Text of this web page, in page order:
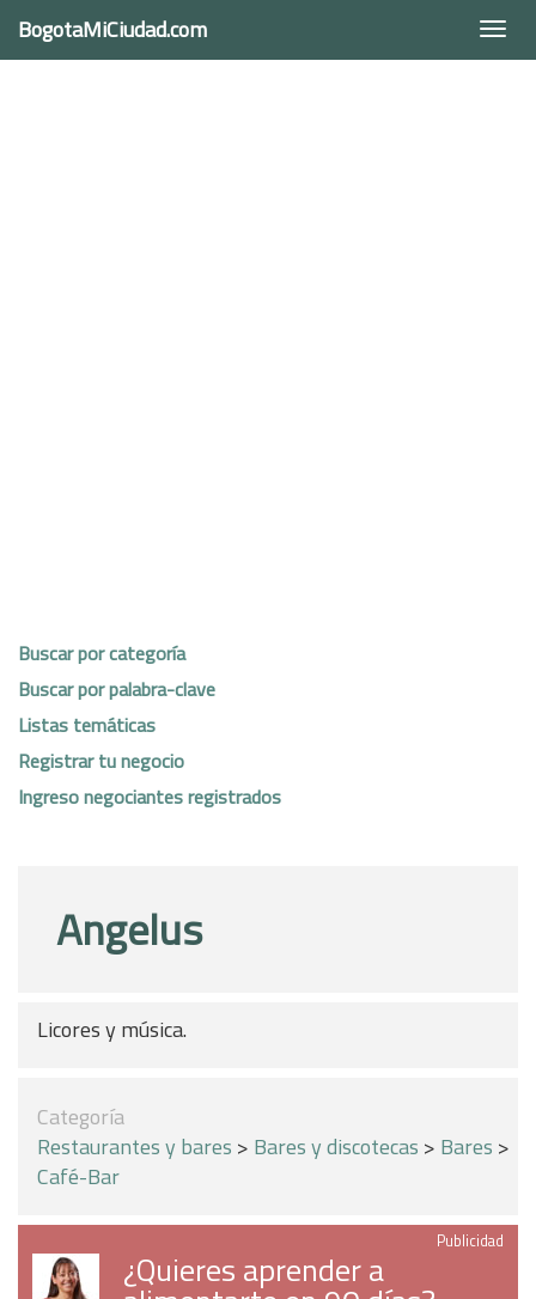
BogotaMiCiudad.com
Buscar por categoría
Buscar por palabra-clave
Listas temáticas
Registrar tu negocio
Ingreso negociantes registrados
Angelus
Licores y música.
Categoría
Restaurantes y bares > Bares y discotecas > Bares >
Café-Bar
Publicidad
¿Quieres aprender a